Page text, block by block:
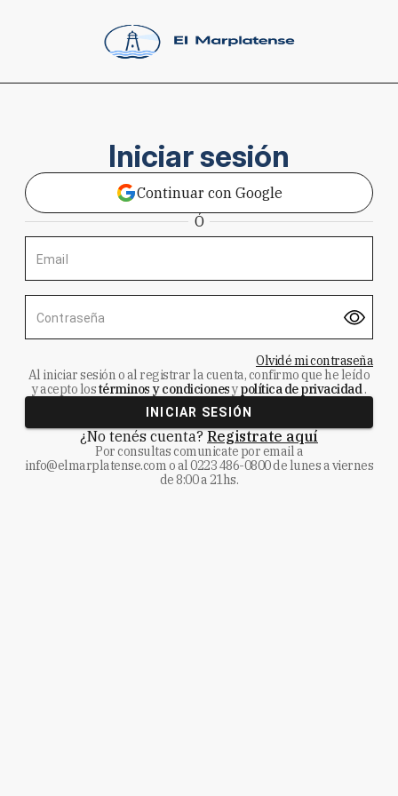
Iniciar sesión
Continuar con Google
Ó
Email
Contraseña
Olvidé mi contraseña
Al iniciar sesión o al registrar la cuenta, confirmo que he leído
y acepto lostérminos y condicionesypolítica de privacidad.
INICIAR SESIÓN
¿No tenés cuenta? Registrate aquí
Por consultas comunicate por email a
info@elmarplatense.como al0223 486-0800de lunes a viernes
de 8:00 a 21hs.